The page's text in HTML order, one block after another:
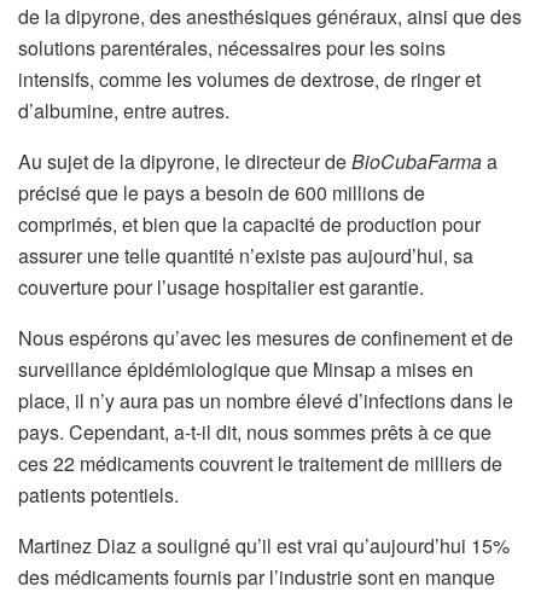
de la dipyrone, des anesthésiques généraux, ainsi que des
solutions parentérales, nécessaires pour les soins
intensifs, comme les volumes de dextrose, de ringer et
d’albumine, entre autres.
Au sujet de la dipyrone, le directeur deBioCubaFarmaa
précisé que le pays a besoin de 600 millions de
comprimés, et bien que la capacité de production pour
assurer une telle quantité n’existe pas aujourd’hui, sa
couverture pour l’usage hospitalier est garantie.
Nous espérons qu’avec les mesures de confinement et de
surveillance épidémiologique que Minsap a mises en
place, il n’y aura pas un nombre élevé d’infections dans le
pays. Cependant, a-t-il dit, nous sommes prêts à ce que
ces 22 médicaments couvrent le traitement de milliers de
patients potentiels.
Martinez Diaz a souligné qu’il est vrai qu’aujourd’hui 15%
des médicaments fournis par l’industrie sont en manque